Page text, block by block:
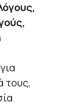
για
τους,